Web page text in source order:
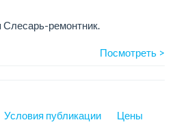
Слесарь-ремонтник.
Посмотреть >
Условия публикации Цены